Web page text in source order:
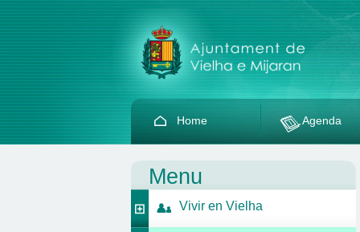
Home Agenda
Menu
Vivir en Vielha